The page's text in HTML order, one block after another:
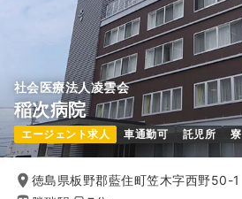
社会医療法人凌雲会
稲次病院
エージェント求人 車通勤可 託児所 寮
徳島県板野郡藍住町笠木字西野50-1